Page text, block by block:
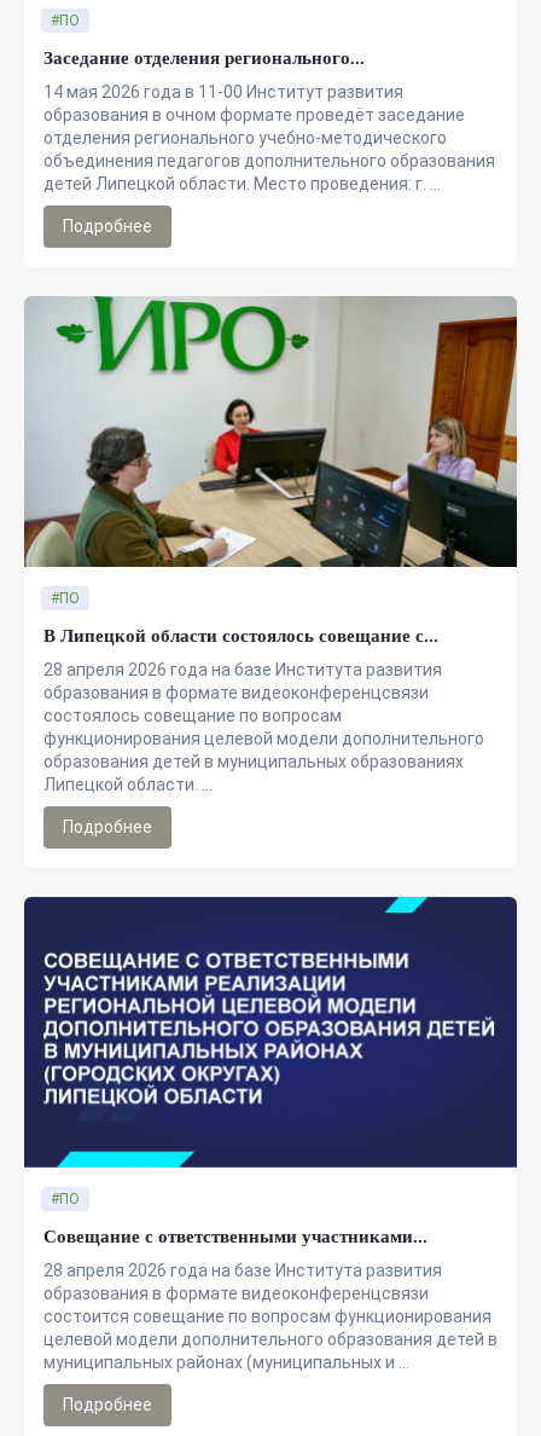
Заседание отделения регионального...
14 мая 2026 года в 11-00 Институт развития
образования в очном формате проведёт заседание
отделения регионального учебно-методического
объединения педагогов дополнительного образования
детей Липецкой области. Место проведения: г. ...
#ПО
Подробнее
В Липецкой области состоялось совещание с...
28 апреля 2026 года на базе Института развития
образования в формате видеоконференцсвязи
состоялось совещание по вопросам
функционирования целевой модели дополнительного
образования детей в муниципальных образованиях
Липецкой области. ...
#ПО
Подробнее
Совещание с ответственными участниками...
28 апреля 2026 года на базе Института развития
образования в формате видеоконференцсвязи
состоится совещание по вопросам функционирования
целевой модели дополнительного образования детей в
муниципальных районах (муниципальных и ...
#ПО
Подробнее